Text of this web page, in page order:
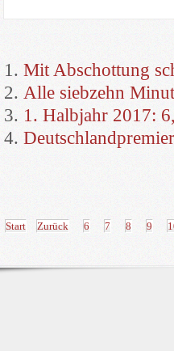
Mit Abschottung
Alle siebzehn
1. Halbjahr 2017:
Start Zurück 6 7 8 9